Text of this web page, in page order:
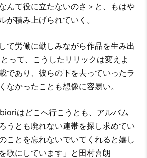
んて役に立たないのさ＞と、もはや
が積み上げられていく。
て労働に勤しみながら作品を生み出
って、こうしたリリックは変えよ
であり、彼らの下を去っていったラ
なかったことも想像に容易い。
はどこへ行こうとも、アルバム
うとも廃れない連帯を探し求めてい
ことを忘れないでいてくれると嬉し
歌にしています」と⽥村喜朗